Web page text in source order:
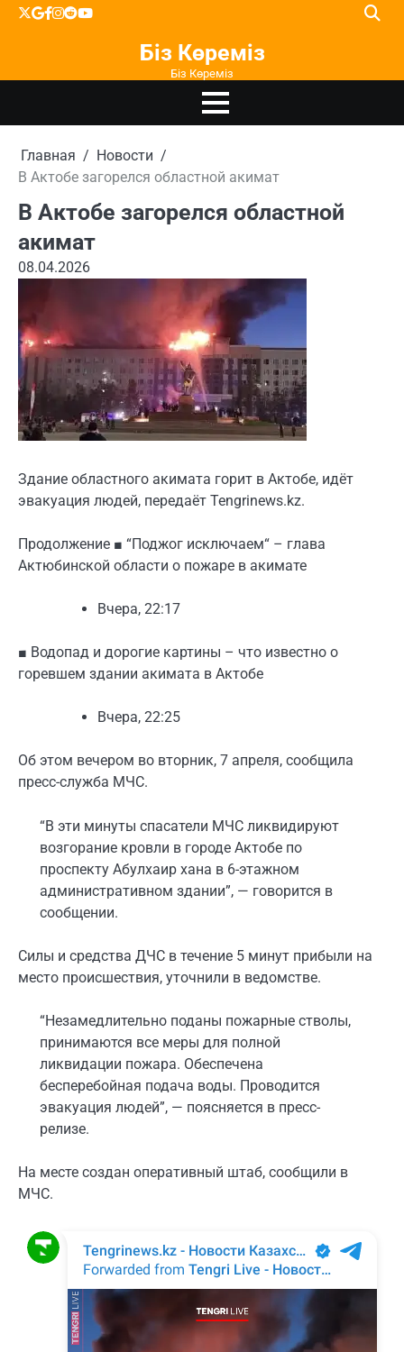
Перейти
X google
facebook
instagram
reddityoutube
Біз Көреміз
Біз Көреміз
Главная
Новости
В Актобе загорелся областной акимат
В Актобе загорелся областной
акимат
08.04.2026
Здание областного акимата горит в Актобе, идёт
эвакуация людей, передаёт Tengrinews.kz.
Продолжение ■ “Поджог исключаем“ – глава
Актюбинской области о пожаре в акимате
Вчера, 22:17
■ Водопад и дорогие картины – что известно о
горевшем здании акимата в Актобе
Вчера, 22:25
Об этом вечером во вторник, 7 апреля, сообщила
пресс-служба МЧС.
“В эти минуты спасатели МЧС ликвидируют
возгорание кровли в городе Актобе по
проспекту Абулхаир хана в 6-этажном
административном здании”, — говорится в
сообщении.
Силы и средства ДЧС в течение 5 минут прибыли на
место происшествия, уточнили в ведомстве.
“Незамедлительно поданы пожарные стволы,
принимаются все меры для полной
ликвидации пожара. Обеспечена
бесперебойная подача воды. Проводится
эвакуация людей”, — поясняется в пресс-
релизе.
На месте создан оперативный штаб, сообщили в
МЧС.